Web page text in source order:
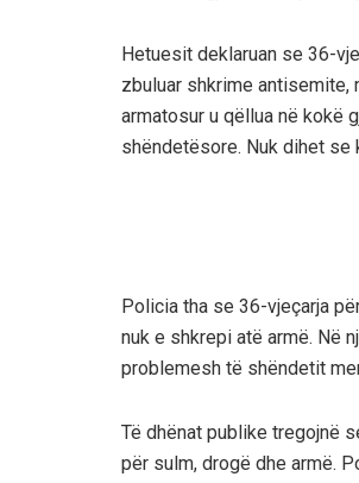
Hetuesit deklaruan se 36-
zbuluar shkrime antisemite,
armatosur u qëllua në kokë
shëndetësore. Nuk dihet se
Policia tha se 36-vjeçarja
nuk e shkrepi atë armë. Në
problemesh të shëndetit
Të dhënat publike tregojnë
për sulm, drogë dhe armë.